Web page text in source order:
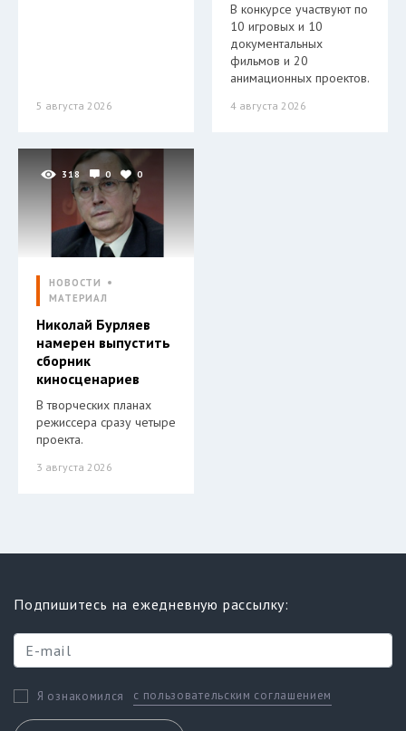
5 августа 2026
В конкурсе участвуют по
10 игровых и 10
документальных
фильмов и 20
анимационных проектов.
4 августа 2026
318 0 0
НОВОСТИ
МАТЕРИАЛ
Николай Бурляев
намерен выпустить
сборник
киносценариев
В творческих планах
режиссера сразу четыре
проекта.
3 августа 2026
Подпишитесь на ежедневную рассылку:
Я ознакомился с пользовательским соглашением